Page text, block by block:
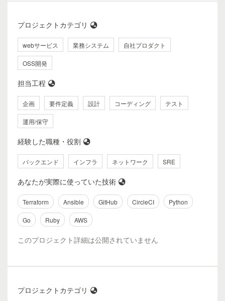
プロジェクトカテゴリ
webサービス 業務システム 自社プロダクト
OSS開発
担当工程
企画 要件定義 設計 コーディング テスト
運用/保守
経験した職種・役割
バックエンド インフラ ネットワーク SRE
あなたが実際に使っていた技術
Terraform Ansible GitHub CircleCI Python
Go Ruby AWS
このプロジェクト詳細は公開されていません
プロジェクトカテゴリ